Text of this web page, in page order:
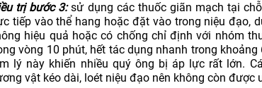
trị bước 3:sử dụng các thuốc giãn mạch tại
tiếp vào thể hang hoặc đặt vào trong niệu đạo,
hiệu quả hoặc có chống chỉ định với nhóm
vòng 10 phút, hết tác dụng nhanh trong
lý này khiến nhiều quý ông bị áp lực rất lớn.
vật kéo dài, loét niệu đạo nên không còn được